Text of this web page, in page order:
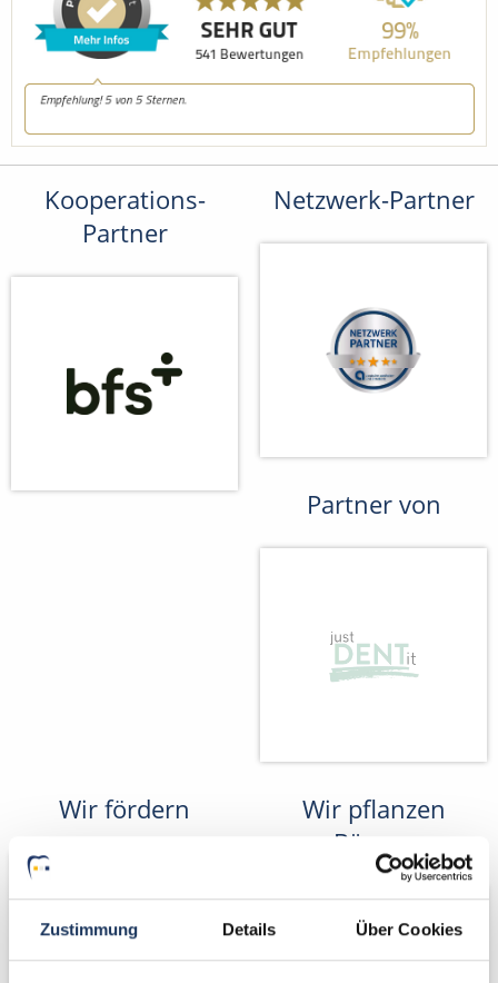
Zustimmung Details Über Cookies
Kooperations-
Partner
Netzwerk-Partner
Partner von
Wir fördern
Wir pflanzen
Bäume